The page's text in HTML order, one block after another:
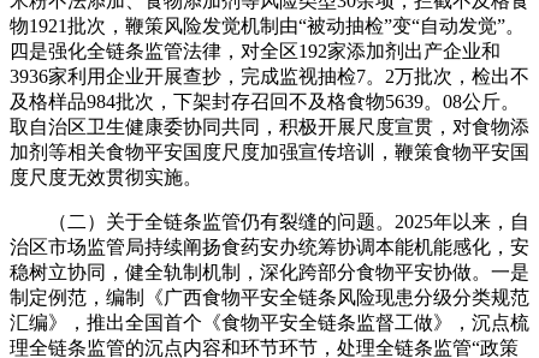
物1921批次，鞭策风险发觉机制由“被动抽检”变“自动发觉”。
四是强化全链条监管法律，对全区192家添加剂出产企业和
3936家利用企业开展查抄，完成监视抽检7。2万批次，检出不
及格样品984批次，下架封存召回不及格食物5639。08公斤。
取自治区卫生健康委协同共同，积极开展尺度宣贯，对食物添
加剂等相关食物平安国度尺度加强宣传培训，鞭策食物平安国
度尺度无效贯彻实施。
（二）关于全链条监管仍有裂缝的问题。2025年以来，自
治区市场监管局持续阐扬食药安办统筹协调本能机能感化，安
稳树立协同，健全轨制机制，深化跨部分食物平安协做。一是
制定例范，编制《广西食物平安全链条风险现患分级分类规范
汇编》，推出全国首个《食物平安全链条监督工做》，沉点梳
理全链条监管的沉点内容和环节环节，处理全链条监管“政策